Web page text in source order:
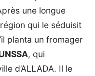
une longue
qui le séduisit
planta un fromager
, qui
d’ALLADA. Il le